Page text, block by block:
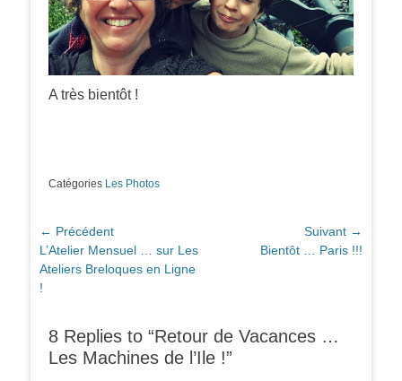
A très bientôt !
Catégories Les Photos
Navigation
de
l’article
← Précédent
Article
précédent :
L’Atelier Mensuel … sur Les
Ateliers Breloques en Ligne
!
Suivant →
Bientôt … Paris !!!
8 Replies to “Retour de Vacances …
Les Machines de l’Ile !”